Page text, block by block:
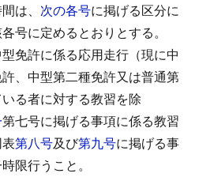
は、 次の各号に掲げる区分に
号に定めるとおりとする。
免許に係る応用走行（現に中
、中型第二種免許又は普通第
る者に対する教習を除
第七号に掲げる事項に係る教習
第八号及び第九号に掲げる事
限行うこと。